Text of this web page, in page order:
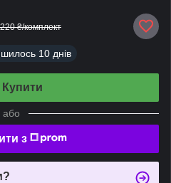
220 ₴/комплект
10 днів
Купити
або
з